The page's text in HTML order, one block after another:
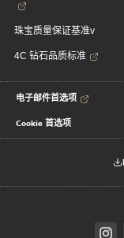
珠宝质量保证基准v
4C 钻石品质标准
电子邮件首选项
Cookie 首选项